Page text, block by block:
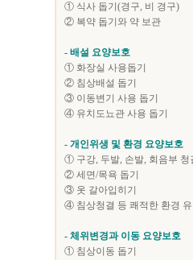
① 식사 돕기(경구, 비 경구)
② 복약 돕기와 약 보관
- 배설 요양보호
① 화장실 사용돕기
② 침상배설 돕기
③ 이동변기 사용 돕기
④ 유치도뇨관 사용 돕기
- 개인위생 및 환경 요양보호
① 구강, 두발, 손발, 회음부 청
② 세면/목욕 돕기
③ 옷 갈아입히기
④ 침상청결 등 쾌적한 환경
- 체위변경과 이동 요양보호
① 침상이동 돕기